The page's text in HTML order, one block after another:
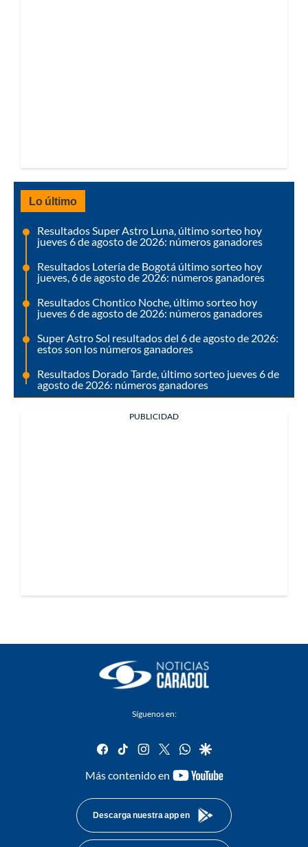
Lo último
Resultados Super Astro Luna, último sorteo hoy
jueves 6 de agosto de 2026: números ganadores
Resultados Lotería de Bogotá último sorteo hoy
jueves, 6 de agosto de 2026: números ganadores
Resultados Chontico Noche, último sorteo hoy
jueves 6 de agosto de 2026: números ganadores
Super Astro Sol resultados del 6 de agosto de 2026:
estos son los números ganadores
Resultados Dorado Tarde, último sorteo jueves 6 de
agosto de 2026: números ganadores
PUBLICIDAD
Síguenos en:
facebook
tiktok instagram
twitterwhatsapp
google
Más contenido en
youtube-
Descarga nuestra app en